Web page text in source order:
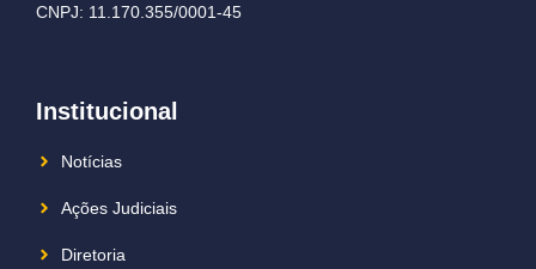
CNPJ: 11.170.355/0001-45
Institucional
Notícias
Ações Judiciais
Diretoria